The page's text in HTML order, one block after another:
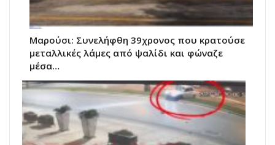
Μαρούσι: Συνελήφθη 39χρονος που κρατούσε
μεταλλικές λάμες από ψαλίδι και φώναζε
μέσα…